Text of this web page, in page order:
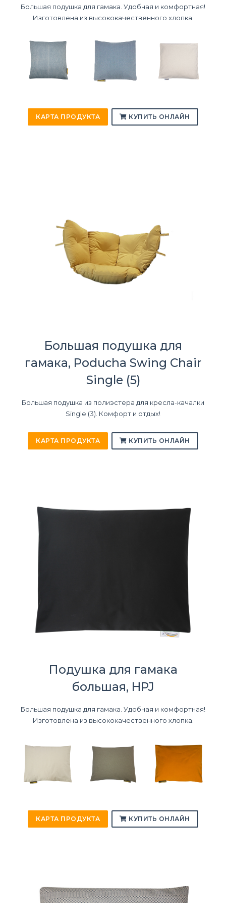
Большая подушка для гамака. Удобная и комфортная!
Изготовлена из высококачественного хлопка.
КАРТА ПРОДУКТА КУПИТЬ ОНЛАЙН
Большая подушка для
гамака, Poducha Swing Chair
Single (5)
Большая подушка из полиэстера для кресла-качалки
Single (3). Комфорт и отдых!
КАРТА ПРОДУКТА КУПИТЬ ОНЛАЙН
Подушка для гамака
большая, HPJ
Большая подушка для гамака. Удобная и комфортная!
Изготовлена из высококачественного хлопка.
КАРТА ПРОДУКТА КУПИТЬ ОНЛАЙН